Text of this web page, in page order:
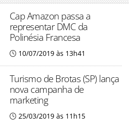
Cap Amazon passa a
representar DMC da
Polinésia Francesa
10/07/2019 às 13h41
Turismo de Brotas (SP) lança
nova campanha de
marketing
25/03/2019 às 11h15